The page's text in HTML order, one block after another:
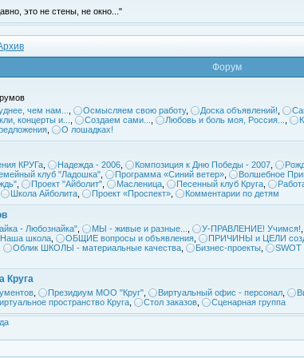
это не стены, не окно..."
Форум
чем нам... Осмысляем свою работу, Доска объявлений!
концерты и...
Создаем сами... Любовь и боль моя, Россия...
О лошадках!
КРУГа Надежда - 2006 Композиция к Дню Победы - 2007
клуб "Ладошка" Программа «Синий ветер» Волшебное
Проект "Айболит" Масленица Песенный клуб Круга
Школа Айболита Проект «Проспект» Комментарии по детям
- Любознайка" МЫ - живые и разные... У-ПРАВЛЕНИЕ! Учимся!
Наша школа ОБЩИЕ вопросы и объявления ПРИЧИНЫ и ЦЕЛИ
Облик ШКОЛЫ - материальные качества Бизнес-проекты SWOT
Круга
Президиум МОО "Круг" Виртуальный офис - персонал
пространство Круга Стол заказов Сценарная группа